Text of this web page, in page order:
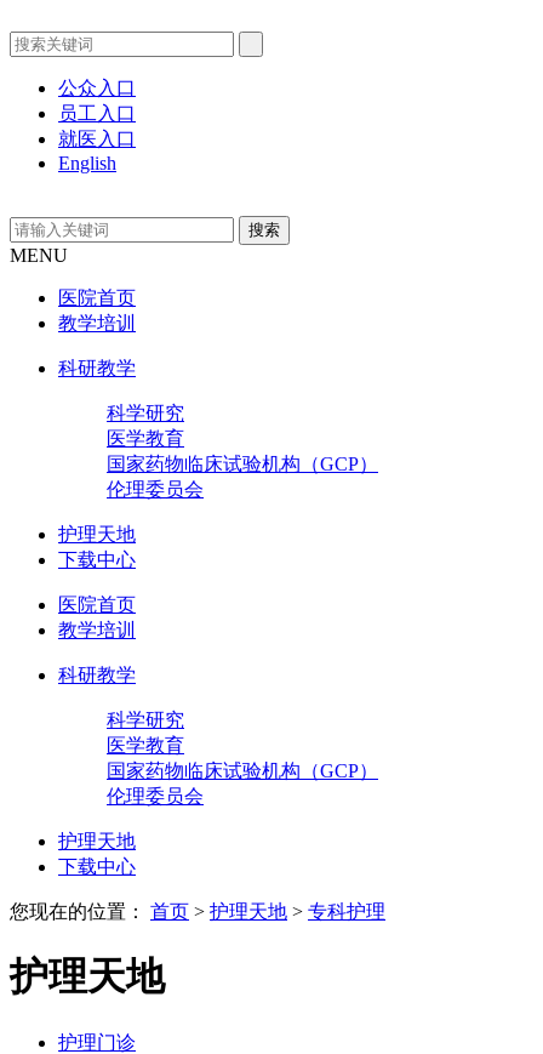
公众入口
员工入口
就医入口
English
MENU
医院首页
教学培训
科研教学
科学研究
医学教育
国家药物临床试验机构（GCP）
伦理委员会
护理天地
下载中心
医院首页
教学培训
科研教学
科学研究
医学教育
国家药物临床试验机构（GCP）
伦理委员会
护理天地
下载中心
您现在的位置： 首页 > 护理天地 > 专科护理
护理天地
护理门诊